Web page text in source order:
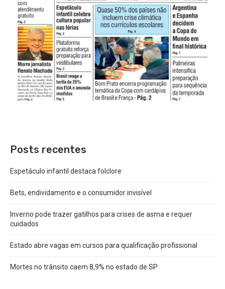
Posts recentes
Espetáculo infantil destaca folclore
Bets, endividamento e o consumidor invisível
Inverno pode trazer gatilhos para crises de asma e requer
cuidados
Estado abre vagas em cursos para qualificação profissional
Mortes no trânsito caem 8,9% no estado de SP